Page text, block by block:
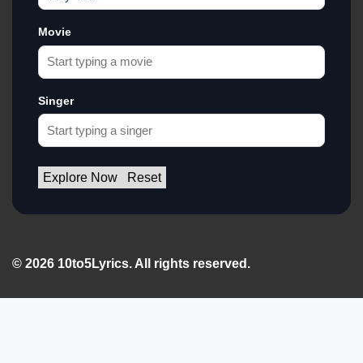
Movie
Singer
Explore Now Reset
© 2026 10to5Lyrics. All rights reserved.